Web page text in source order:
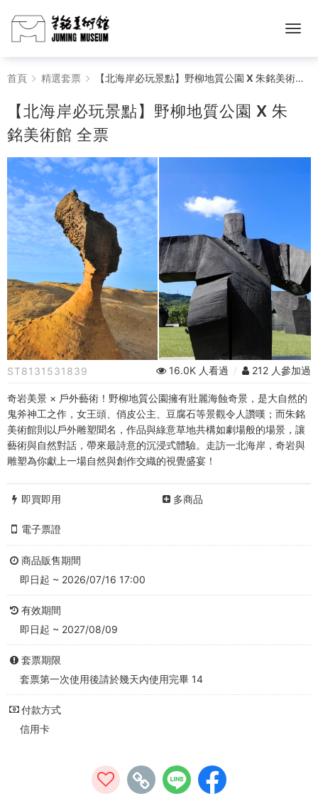
【北
海
岸
必
玩
景
點】
野
柳
地
質
公
園
X
朱
銘
美
術
館
全
票
-
朱
銘
首頁 精選套票 【北海岸必玩景點】野柳地質公園 X 朱銘美術館 全票
【北海岸必玩景點】野柳地質公園 X 朱
銘美術館 全票
ST8131531839 16.0K 人看過 / 212 人參加過
奇岩美景 × 戶外藝術！野柳地質公園擁有壯麗海蝕奇景，是大自然的
鬼斧神工之作，女王頭、俏皮公主、豆腐石等景觀令人讚嘆；而朱銘
美術館則以戶外雕塑聞名，作品與綠意草地共構如劇場般的場景，讓
藝術與自然對話，帶來最詩意的沉浸式體驗。走訪一北海岸，奇岩與
雕塑為你獻上一場自然與創作交織的視覺盛宴！
即買即用 多商品
電子票證
商品販售期間
即日起 ~ 2026/07/16 17:00
有效期間
即日起 ~ 2027/08/09
套票期限
套票第一次使用後請於幾天內使用完畢 14
付款方式
信用卡